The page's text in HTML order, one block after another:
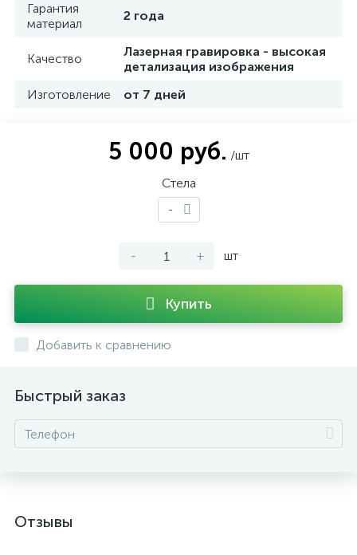
Гарантия
материал
2 года
Качество
Лазерная гравировка - высокая
детализация изображения
Изготовление
от 7 дней
5 000 руб. /шт
Стела
-
- + шт
Купить
Добавить к сравнению
Быстрый заказ
Отзывы